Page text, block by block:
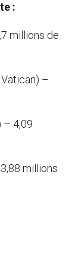
:
millions de
–
– 4,09
millions